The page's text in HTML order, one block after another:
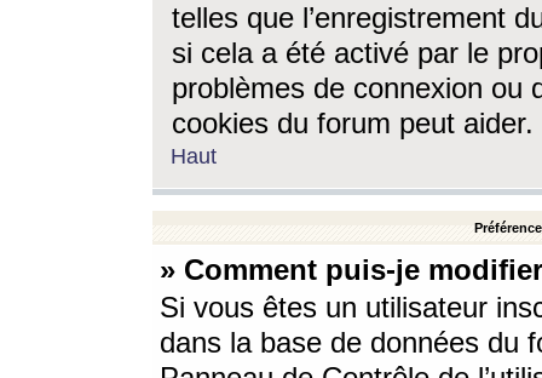
telles que l’enregistrement
si cela a été activé par le
problèmes de connexion ou
cookies du forum peut aider.
Haut
» Comment puis-je
Si vous êtes un utilisateur
dans la base de données du